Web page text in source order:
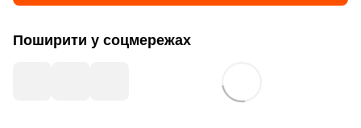
Поширити у соцмережах